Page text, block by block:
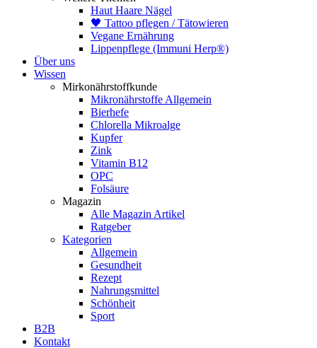
Haut Haare Nägel
🖤 Tattoo pflegen / Tätowieren
Vegane Ernährung
Lippenpflege (Immuni Herp®)
Über uns
Wissen
Mirkonährstoffkunde
Mikronährstoffe Allgemein
Bierhefe
Chlorella Mikroalge
Kupfer
Zink
Vitamin B12
OPC
Folsäure
Magazin
Alle Magazin Artikel
Ratgeber
Kategorien
Allgemein
Gesundheit
Rezept
Nahrungsmittel
Schönheit
Sport
B2B
Kontakt